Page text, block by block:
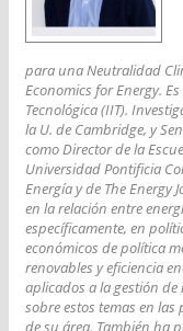
para una Neutralidad
Economics for Energy.
Tecnológica (IIT).
la U. de Cambridge, y
como Director de la
Universidad Pontificia
Energía y de The Energy
en la relación entre
específicamente, en
económicos de política
renovables y eficiencia
aplicados a la gestión
sobre estos temas en
de su área. También ha